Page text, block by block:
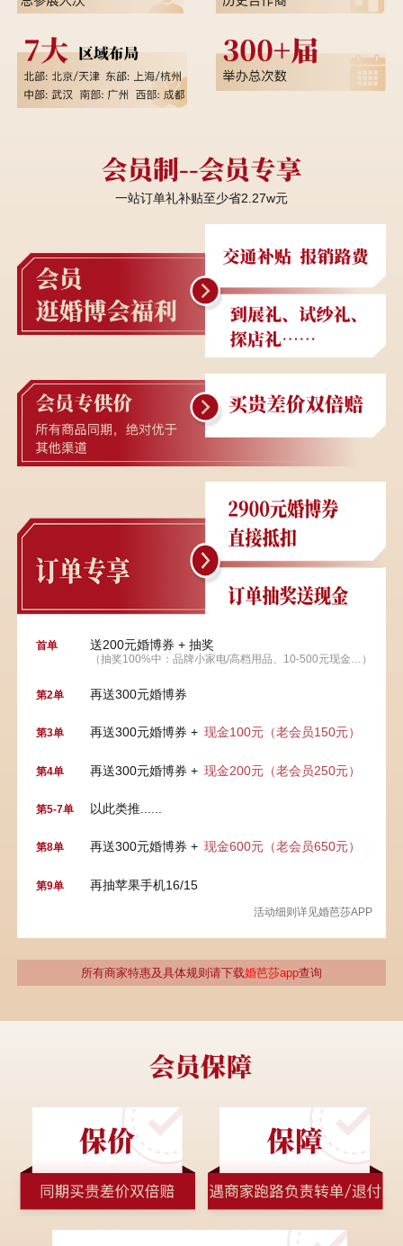
一站订单礼补贴至少省2.27w元
首单 送200元婚博券 + 抽奖
（抽奖100%中：品牌小家电/高档用品、10-500元现金…）
第2单 再送300元婚博券
第3单 再送300元婚博券 + 现金100元（老会员150元）
第4单 再送300元婚博券 + 现金200元（老会员250元）
第5-7单 以此类推......
第8单 再送300元婚博券 + 现金600元（老会员650元）
第9单 再抽苹果手机16/15
活动细则详见婚芭莎APP
所有商家特惠及具体规则请下载婚芭莎app查询